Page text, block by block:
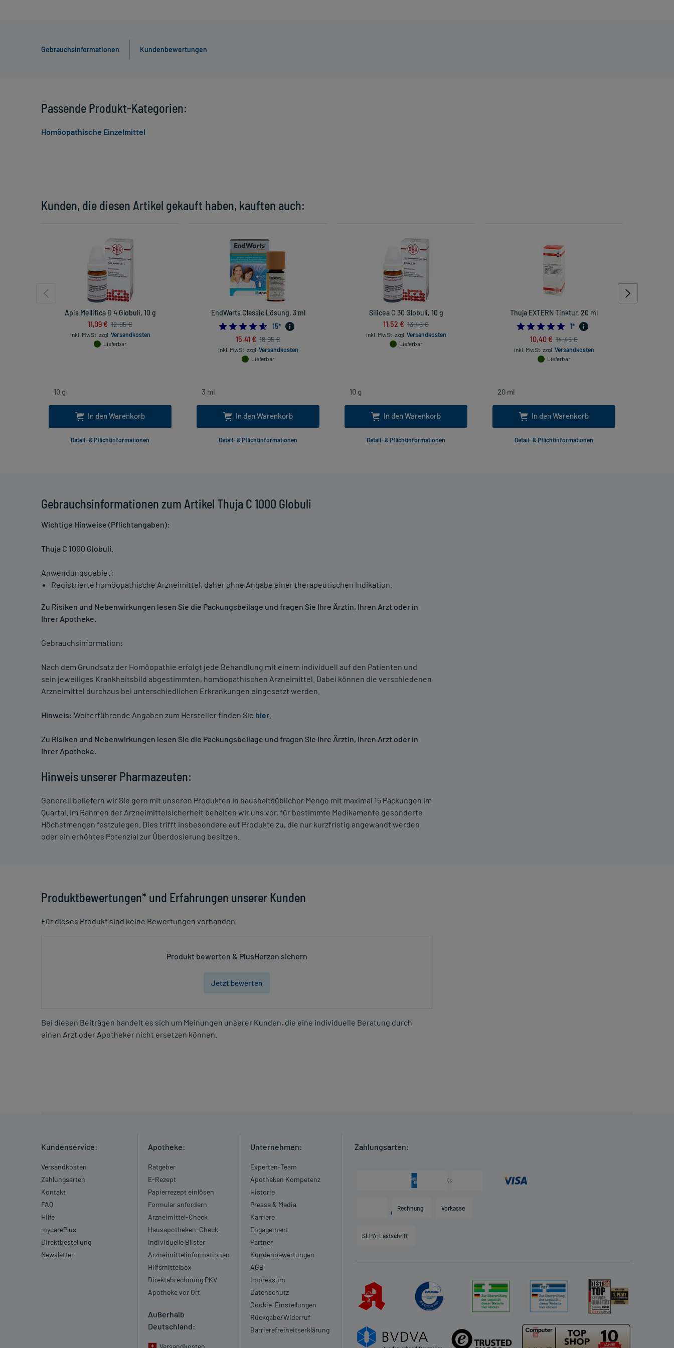
Gebrauchsinformationen Kundenbewertungen
Gebrauchsinformationen zum Artikel Thuja C 1000 Globuli
Wichtige Hinweise (Pflichtangaben):
Thuja C 1000 Globuli
Anwendungsgebiet:
Registrierte homöopathische Arzneimittel, daher ohne Angabe einer therapeutischen Indikation.
Zu Risiken und Nebenwirkungen lesen Sie die Packungsbeilage und fragen Sie Ihre Ärztin, Ihren Arzt oder in
Ihrer Apotheke.
Gebrauchsinformation:
Nach dem Grundsatz der Homöopathie erfolgt jede Behandlung mit einem individuell auf den Patienten und
sein jeweiliges Krankheitsbild abgestimmten, homöopathischen Arzneimittel. Dabei können die verschiedenen
Arzneimittel durchaus bei unterschiedlichen Erkrankungen eingesetzt werden.
Hinweis: Weiterführende Angaben zum Hersteller finden Sie hier
Zu Risiken und Nebenwirkungen lesen Sie die Packungsbeilage und fragen Sie Ihre Ärztin, Ihren Arzt oder in
Ihrer Apotheke.
Hinweis unserer Pharmazeuten:
Generell beliefern wir Sie gern mit unseren Produkten in haushaltsüblicher Menge mit maximal 15 Packungen im
Quartal. Im Rahmen der Arzneimittelsicherheit behalten wir uns vor, für bestimmte Medikamente gesonderte
Höchstmengen festzulegen. Dies trifft insbesondere auf Produkte zu, die nur kurzfristig angewandt werden
oder ein erhöhtes Potenzial zur Überdosierung besitzen.
Produktbewertungen* und Erfahrungen unserer Kunden
Für dieses Produkt sind keine Bewertungen vorhanden
Produkt bewerten & PlusHerzen sichern
Jetzt bewerten
Bei diesen Beiträgen handelt es sich um Meinungen unserer Kunden, die eine individuelle Beratung durch
einen Arzt oder Apotheker nicht ersetzen können.
Kunden, die diesen Artikel gekauft haben, kauften auch:
Apis Mellifica D 4 Globuli, 10 g
11,09 € 12,95 €
inkl. MwSt. zzgl. Versandkosten
Lieferbar
In den Warenkorb
Detail- & Pflichtinformationen
EndWarts Classic Lösung, 3 ml
4.6
15*
15,41 € 18,95 €
inkl. MwSt. zzgl. Versandkosten
Lieferbar
In den Warenkorb
Detail- & Pflichtinformationen
Silicea C 30 Globuli, 10 g
11,52 € 13,45 €
inkl. MwSt. zzgl. Versandkosten
Lieferbar
In den Warenkorb
Detail- & Pflichtinformationen
Thuja EXTERN Tinktur, 20 ml
5.0
1*
10,40 € 14,45 €
inkl. MwSt. zzgl. Versandkosten
Lieferbar
In den Warenkorb
Detail- & Pflichtinformationen
Passende Produkt-Kategorien:
Homöopathische Einzelmittel
Kundenservice:
Versandkosten
Zahlungsarten
Kontakt
FAQ
Hilfe
mycarePlus
Direktbestellung
Newsletter
Apotheke:
Ratgeber
E-Rezept
Papierrezept einlösen
Formular anfordern
Arzneimittel-Check
Hausapotheken-Check
Individuelle Blister
Arzneimittelinformationen
Hilfsmittelbox
Direktabrechnung PKV
Apotheke vor Ort
Außerhalb
Deutschland:
Unternehmen:
Experten-Team
Apotheken Kompetenz
Historie
Presse & Media
Karriere
Engagement
Partner
Kundenbewertungen
AGB
Impressum
Datenschutz
Cookie-Einstellungen
Rückgabe/Widerruf
Barrierefreiheitserklärung
Zahlungsarten:
Rechnung Vorkasse
SEPA-Lastschrift